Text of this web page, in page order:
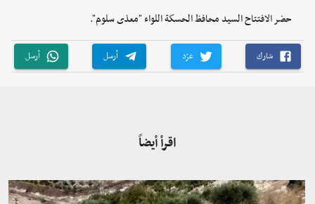
حضر الافتتاح السيد محافظ الحسكة اللواء "معذى سلوم".
شارك غرّد أرسل أرسل
اقرأ أيضاً